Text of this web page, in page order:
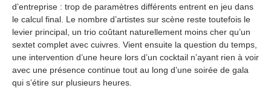
d’entreprise : trop de paramètres différents entrent en jeu dans
le calcul final. Le nombre d’artistes sur scène reste toutefois le
levier principal, un trio coûtant naturellement moins cher qu’un
sextet complet avec cuivres. Vient ensuite la question du temps,
une intervention d’une heure lors d’un cocktail n’ayant rien à voir
avec une présence continue tout au long d’une soirée de gala
qui s’étire sur plusieurs heures.